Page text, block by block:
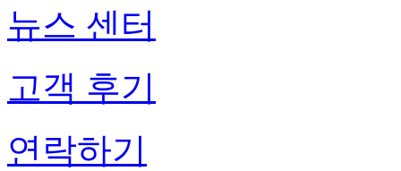
뉴스 센터
고객 후기
연락하기